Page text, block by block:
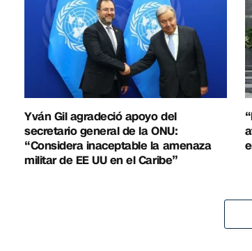
Yván Gil agradeció apoyo del
secretario general de la ONU:
“Considera inaceptable la amenaza
militar de EE UU en el Caribe”